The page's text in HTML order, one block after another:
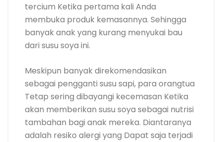
tercium Ketika pertama kali Anda
membuka produk kemasannya. Sehingga
banyak anak yang kurang menyukai bau
dari susu soya ini.
Meskipun banyak direkomendasikan
sebagai pengganti susu sapi, para orangtua
Tetap sering dibayangi kecemasan Ketika
akan memberikan susu soya sebagai nutrisi
tambahan bagi anak mereka. Diantaranya
adalah resiko alergi yang Dapat saja terjadi